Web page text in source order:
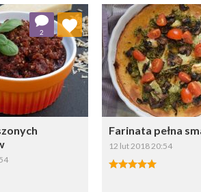
2
do ulubionych
Wybierz listę:
Farinata pełna
12 lut 2018 20:54
Dodaj do